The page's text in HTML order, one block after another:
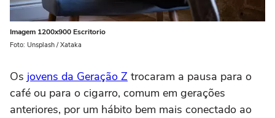
Imagem 1200x900 Escritorio
Foto: Unsplash / Xataka
Os jovens da Geração Z trocaram a pausa para o
café ou para o cigarro, comum em gerações
anteriores, por um hábito bem mais conectado ao